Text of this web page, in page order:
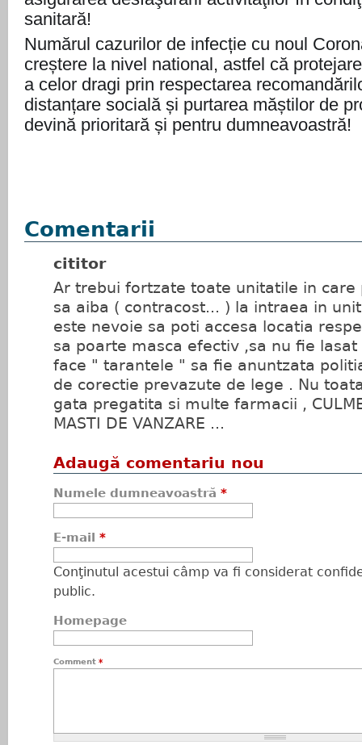
sanitară!
Numărul cazurilor de infecție cu noul
creștere la nivel national, astfel că
a celor dragi prin respectarea
distanțare socială și purtarea măștilor de
devină prioritară și pentru dumneavoastră!
Comentarii
cititor
Ar trebui fortzate toate unitatile in care
sa aiba ( contracost... ) la intraea in
este nevoie sa poti accesa locatia
sa poarte masca efectiv ,sa nu fie
face " tarantele " sa fie anuntzata
de corectie prevazute de lege . Nu
gata pregatita si multe farmacii ,
MASTI DE VANZARE ...
Adaugă comentariu nou
Numele dumneavoastră *
E-mail *
Conţinutul acestui câmp va fi considerat
public.
Homepage
Comment *